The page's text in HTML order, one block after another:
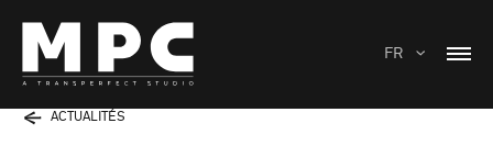
FR
ACTUALITÉS